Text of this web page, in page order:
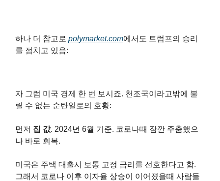
하나 더 참고로 polymarket.com에서도 트럼프의 승리
를 점치고 있음:
자 그럼 미국 경제 한 번 보시죠. 천조국이라고밖에 불
릴 수 없는 순탄일로의 호황:
먼저 집 값. 2024년 6월 기준. 코로나때 잠깐 주춤했으
나 바로 회복.
미국은 주택 대출시 보통 고정 금리를 선호한다고 함.
그래서 코로나 이후 이자율 상승이 이어졌을때 사람들